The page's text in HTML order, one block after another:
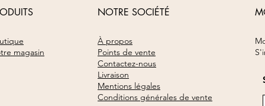
NOTRE SOCIÉTÉ
magasin
À propos
Points de vente​
Contactez-nous
Livraison
Mentions légales
Conditions générales de vente